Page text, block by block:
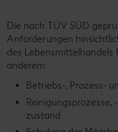
Die nach TÜV SÜD
Anforderungen
des
anderem:
Betriebs-, Prozess-
zustand